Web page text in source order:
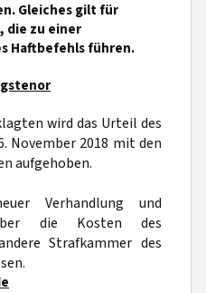
Gleiches gilt für
die zu einer
Haftbefehls führen.
wird das Urteil des
November 2018 mit den
aufgehoben.
Verhandlung und
die Kosten des
Strafkammer des